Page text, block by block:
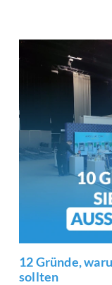
12 Gründe,
sollten